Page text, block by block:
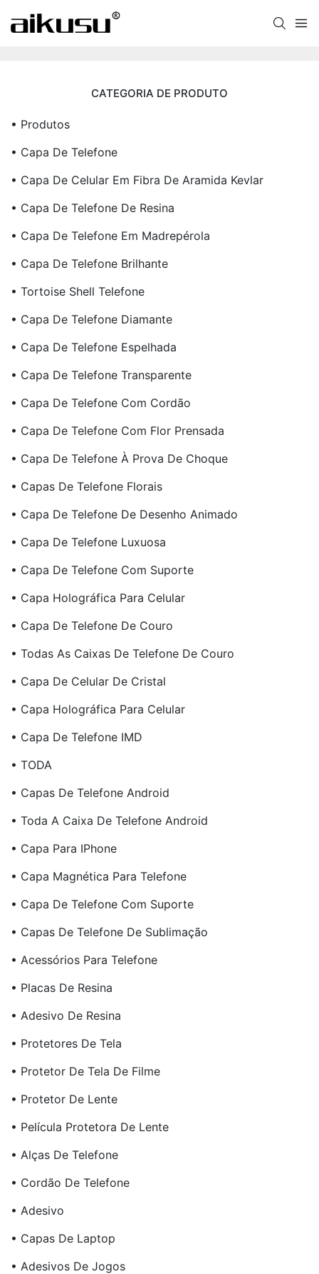
CATEGORIA DE PRODUTO
• Produtos
• Capa De Telefone
• Capa De Celular Em Fibra De Aramida Kevlar
• Capa De Telefone De Resina
• Capa De Telefone Em Madrepérola
• Capa De Telefone Brilhante
• Tortoise Shell Telefone
• Capa De Telefone Diamante
• Capa De Telefone Espelhada
• Capa De Telefone Transparente
• Capa De Telefone Com Cordão
• Capa De Telefone Com Flor Prensada
• Capa De Telefone À Prova De Choque
• Capas De Telefone Florais
• Capa De Telefone De Desenho Animado
• Capa De Telefone Luxuosa
• Capa De Telefone Com Suporte
• Capa Holográfica Para Celular
• Capa De Telefone De Couro
• Todas As Caixas De Telefone De Couro
• Capa De Celular De Cristal
• Capa Holográfica Para Celular
• Capa De Telefone IMD
• TODA
• Capas De Telefone Android
• Toda A Caixa De Telefone Android
• Capa Para IPhone
• Capa Magnética Para Telefone
• Capa De Telefone Com Suporte
• Capas De Telefone De Sublimação
• Acessórios Para Telefone
• Placas De Resina
• Adesivo De Resina
• Protetores De Tela
• Protetor De Tela De Filme
• Protetor De Lente
• Película Protetora De Lente
• Alças De Telefone
• Cordão De Telefone
• Adesivo
• Capas De Laptop
• Adesivos De Jogos